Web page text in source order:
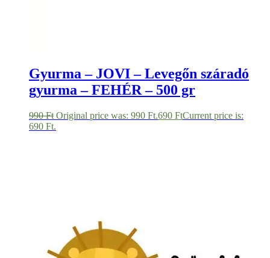
Gyurma – JOVI – Levegőn száradó
gyurma – FEHÉR – 500 gr
990Ft Original price was: 990 Ft.690 FtCurrent price is:
690 Ft.